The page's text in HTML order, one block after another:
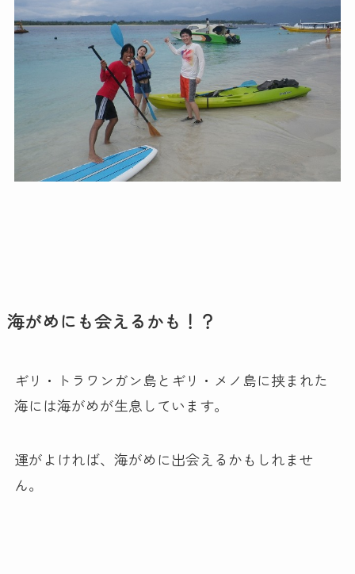
海がめにも会えるかも！？
ギリ・トラワンガン島とギリ・メノ島に挟まれた
海には海がめが生息しています。
運がよければ、海がめに出会えるかもしれませ
ん。